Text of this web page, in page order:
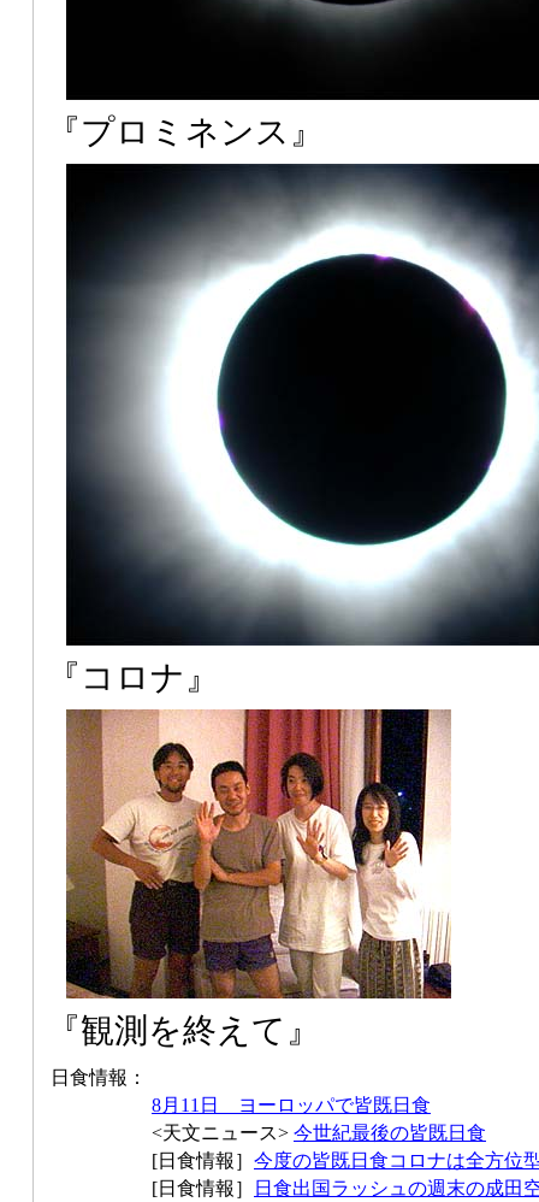
『プロミネンス』
『コロナ』
『観測を終えて』
日食情報：
8月11日 ヨーロッパで皆既日食
<天文ニュース> 今世紀最後の皆既日食
[日食情報］ 今度の皆既日食コロナは全方位
[日食情報］
日食出国ラッシュの週末の成田